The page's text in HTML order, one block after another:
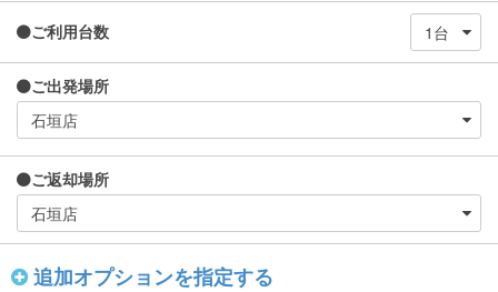
ご利用台数
ご出発場所
ご返却場所
追加オプションを指定する